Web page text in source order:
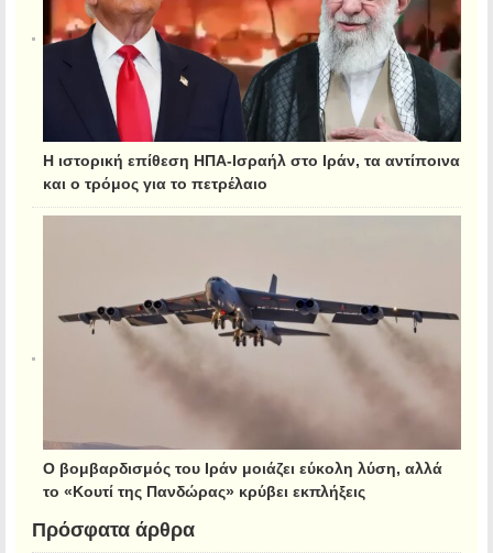
Η ιστορική επίθεση ΗΠΑ-Ισραήλ στο Ιράν, τα αντίποινα
και ο τρόμος για το πετρέλαιο
Ο βομβαρδισμός του Ιράν μοιάζει εύκολη λύση, αλλά
το «Κουτί της Πανδώρας» κρύβει εκπλήξεις
Πρόσφατα άρθρα